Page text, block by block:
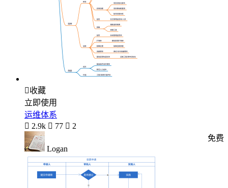
收藏
立即使用
运维体系
 2.9k  77  2
Logan
免费